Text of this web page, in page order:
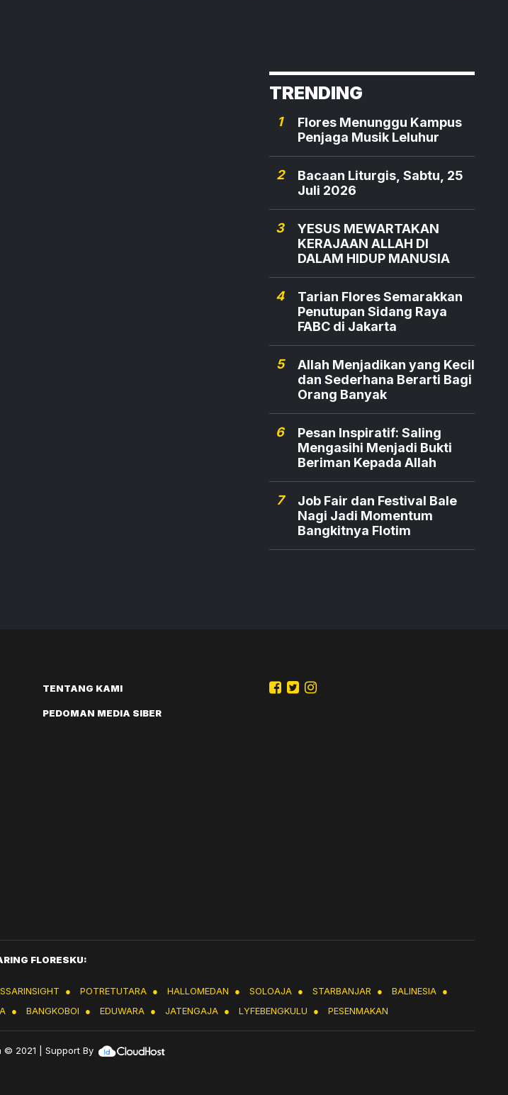
TRENDING
1
Flores Menunggu Kampus
Penjaga Musik Leluhur
2
Bacaan Liturgis, Sabtu, 25
Juli 2026
3
YESUS MEWARTAKAN
KERAJAAN ALLAH DI
DALAM HIDUP MANUSIA
4
Tarian Flores Semarakkan
Penutupan Sidang Raya
FABC di Jakarta
5
Allah Menjadikan yang Kecil
dan Sederhana Berarti Bagi
Orang Banyak
6
Pesan Inspiratif: Saling
Mengasihi Menjadi Bukti
Beriman Kepada Allah
7
Job Fair dan Festival Bale
Nagi Jadi Momentum
Bangkitnya Flotim
TENTANG KAMI
PEDOMAN MEDIA SIBER
FLORESKU:
● POTRETUTARA ● HALLOMEDAN ● SOLOAJA ● STARBANJAR ● BALINESIA ●
● BANGKOBOI ● EDUWARA ● JATENGAJA ● LYFEBENGKULU ● PESENMAKAN
© 2021 | Support By